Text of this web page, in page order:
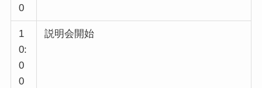
0
1
0:
0
0
説明会開始